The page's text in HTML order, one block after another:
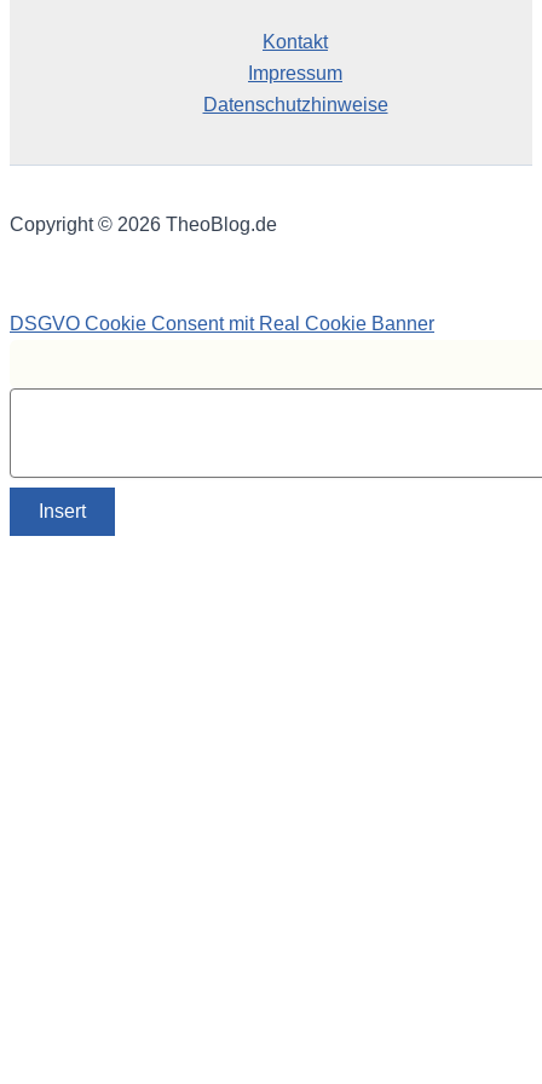
Kontakt
Impressum
Datenschutzhinweise
Copyright © 2026 TheoBlog.de
DSGVO Cookie Consent mit Real Cookie Banner
Insert